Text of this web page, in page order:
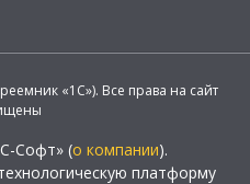
«1С»). Все права на сайт
Софт» (о компании).
платформу